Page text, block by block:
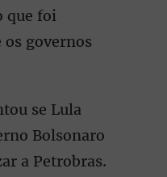
que foi
governos
se Lula
Bolsonaro
a Petrobras.